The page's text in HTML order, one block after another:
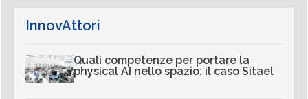
InnovAttori
Quali competenze per portare la
physical AI nello spazio: il caso Sitael